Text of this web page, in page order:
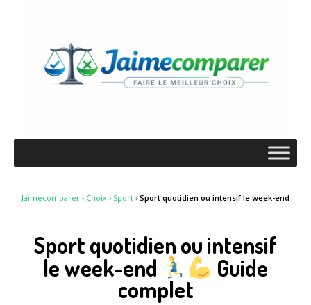
Jaimecomparer › Choix › Sport › Sport quotidien ou intensif le week-end
Sport quotidien ou intensif
le week-end
Guide
complet